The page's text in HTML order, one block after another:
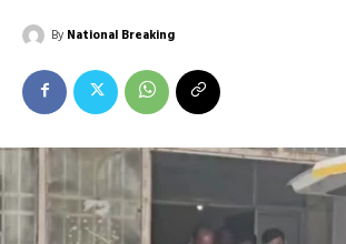
By National Breaking